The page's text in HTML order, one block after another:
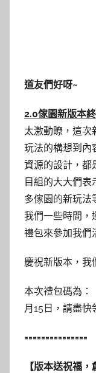
道友們好呀~
2.0傢園新版本
太激動瞭，這次
玩法的構想到內
資源的設計，都
目組的大大們表
多傢園的新玩法
我們一些時間，
禮包來參加我們
慶祝新版本，我
本次禮包碼為：
月15日，請盡快
===============
【版本送祝福，